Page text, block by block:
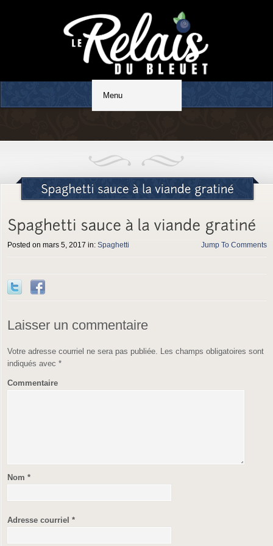
Posted on mars 5, 2017 in: Spaghetti Jump To Comments
Laisser un commentaire
Votre adresse courriel ne sera pas publiée. Les champs obligatoires sont
indiqués avec *
Commentaire
Nom *
Adresse courriel *